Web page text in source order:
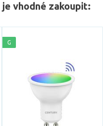
vhodné zakoupit:
G